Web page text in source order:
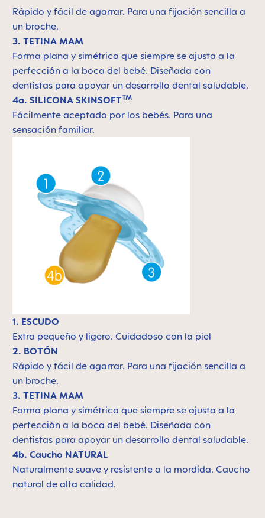
Rápido y fácil de agarrar. Para una fijación sencilla a
un broche.
3. TETINA MAM
Forma plana y simétrica que siempre se ajusta a la
perfección a la boca del bebé. Diseñada con
dentistas para apoyar un desarrollo dental saludable.
4a. SILICONA SKINSOFTTM
Fácilmente aceptado por los bebés. Para una
sensación familiar.
1. ESCUDO
Extra pequeño y ligero. Cuidadoso con la piel
2. BOTÓN
Rápido y fácil de agarrar. Para una fijación sencilla a
un broche.
3. TETINA MAM
Forma plana y simétrica que siempre se ajusta a la
perfección a la boca del bebé. Diseñada con
dentistas para apoyar un desarrollo dental saludable.
4b. Caucho NATURAL
Naturalmente suave y resistente a la mordida. Caucho
natural de alta calidad.